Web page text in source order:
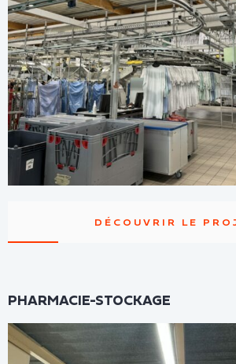
DÉCOUVRIR LE
PHARMACIE-STOCKAGE